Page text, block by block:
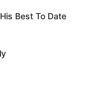
น ไป
Best To Date